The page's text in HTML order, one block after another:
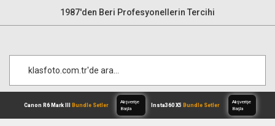
1987'den Beri Profesyonellerin Tercihi